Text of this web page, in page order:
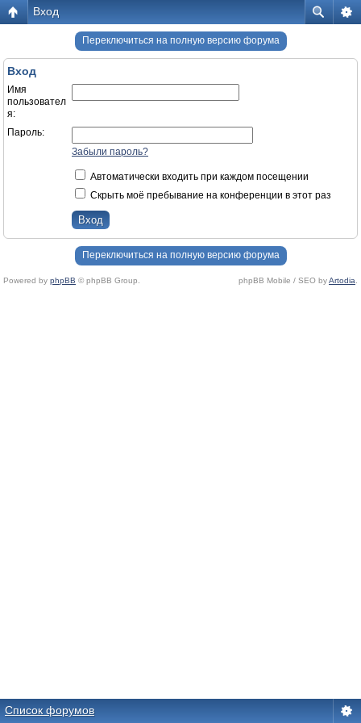
Вход
Переключиться на полную версию форума
Вход
Имя
пользовател
я:
Пароль:
Забыли пароль?
Автоматически входить при каждом посещении
Скрыть моё пребывание на конференции в этот раз
Переключиться на полную версию форума
Powered by phpBB © phpBB Group. phpBB Mobile / SEO byArtodia
Список форумов